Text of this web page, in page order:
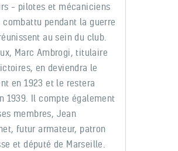
– pilotes et mécaniciens
combattu pendant la guerre
au sein du club.
Marc Ambrogi, titulaire
en deviendra le
en 1923 et le restera
1939. Il compte également
membres, Jean
futur armateur, patron
et député de Marseille.